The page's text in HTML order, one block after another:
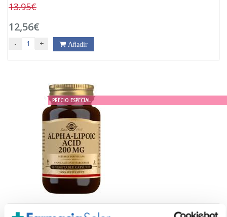
13.95€
12,56€
- + Añadir
PRECIO ESPECIAL
SOLGAR